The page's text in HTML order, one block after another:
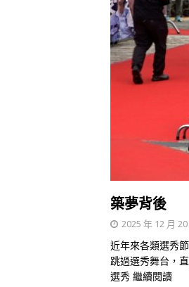
築夢背後
2025 年 12 月 20
近年來各類選秀
跳過選秀舞台，
選秀 繼續閱讀